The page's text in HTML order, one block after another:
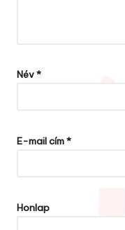
Név*
E-mail cím*
Honlap